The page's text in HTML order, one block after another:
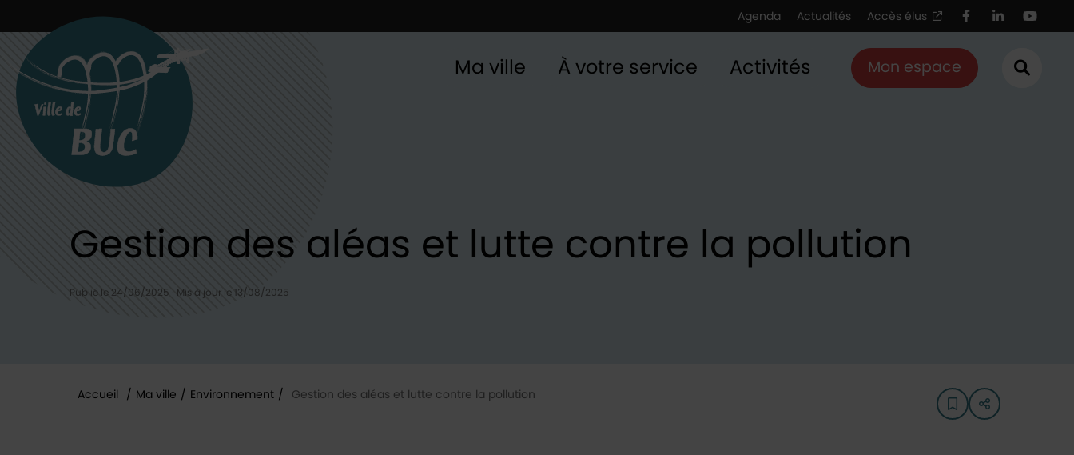
Agenda Actualités Accès élus
Facebook
LinkedIn
Ma ville À votre service Activités Mon espace
Gestion des aléas et lutte contre la pollution
Publié le 24/06/2025 · Mis à jour le 13/08/2025
Accueil / Ma ville / Environnement / Gestion des aléas et lutte contre la pollution
Ajouter aux favoris
Liste des